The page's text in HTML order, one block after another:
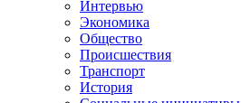
Интервью
Экономика
Общество
Происшествия
Транспорт
История